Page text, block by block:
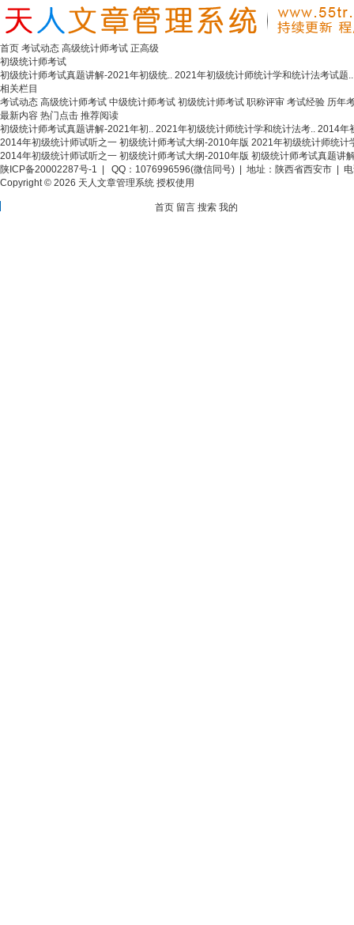
首页 考试动态 高级统计师考试 正高级
初级统计师考试
初级统计师考试真题讲解-2021年初级统.. 2021年初级统计师统计学和统计法考试题..
相关栏目
考试动态 高级统计师考试 中级统计师考试 初级统计师考试 职称评审 考试经验 历年
最新内容 热门点击 推荐阅读
初级统计师考试真题讲解-2021年初.. 2021年初级统计师统计学和统计法考.. 2014年
2014年初级统计师试听之一 初级统计师考试大纲-2010年版 2021年初级统计师统计
2014年初级统计师试听之一 初级统计师考试大纲-2010年版 初级统计师考试真题讲
陕ICP备20002287号-1 | QQ：1076996596(微信同号) | 地址：陕西省西安市 |
Copyright © 2026 天人文章管理系统 授权使用
首页 留言 搜索 我的